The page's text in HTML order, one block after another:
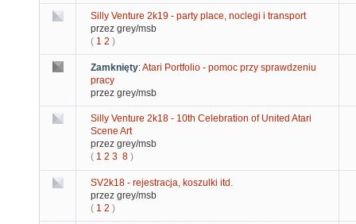
Silly Venture 2k19 - party place, noclegi i transport
przez grey/msb
( 1 2 )
Zamknięty:Atari Portfolio - pomoc przy sprawdzeniu
pracy
przez grey/msb
Silly Venture 2k18 - 10th Celebration of United Atari
Scene Art
przez grey/msb
( 1 2 3 8 )
SV2k18 - rejestracja, koszulki itd.
przez grey/msb
( 1 2 )